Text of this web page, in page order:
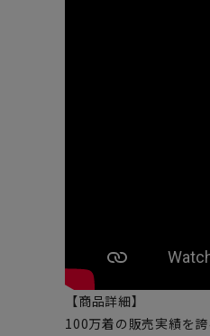
【商品詳細】
100万着の販売実績を